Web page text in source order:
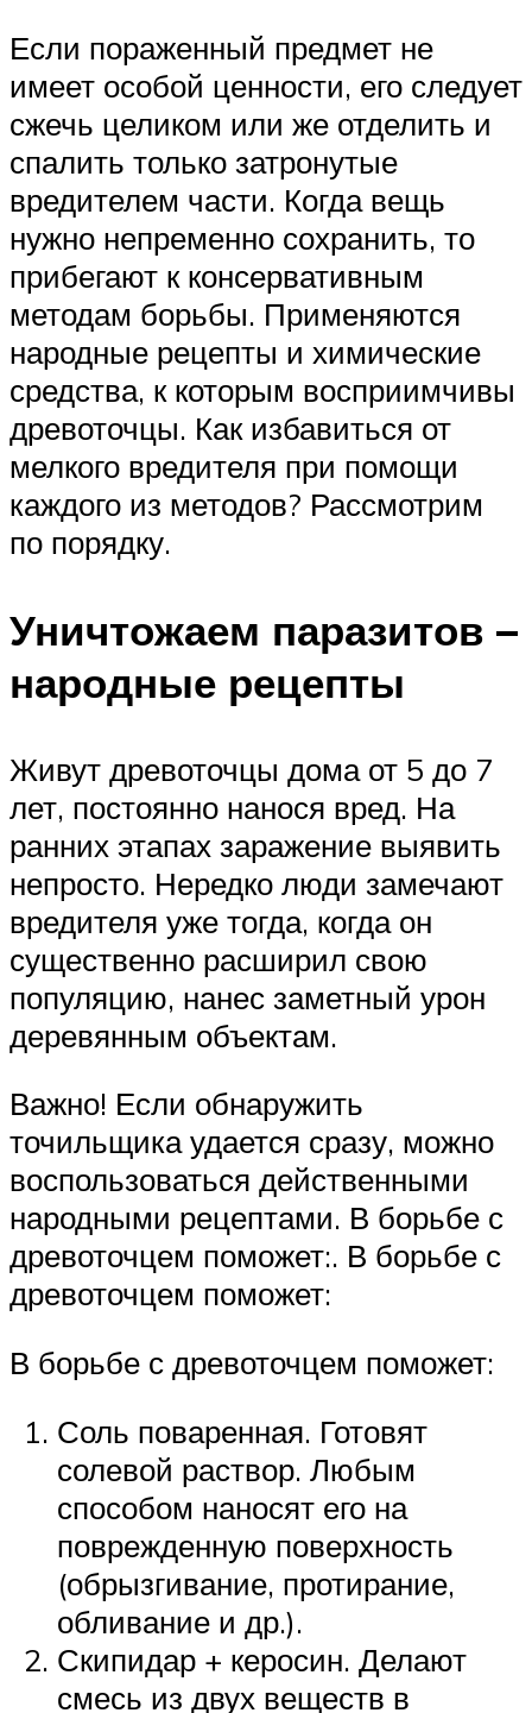
Если пораженный предмет не
имеет особой ценности, его следует
сжечь целиком или же отделить и
спалить только затронутые
вредителем части. Когда вещь
нужно непременно сохранить, то
прибегают к консервативным
методам борьбы. Применяются
народные рецепты и химические
средства, к которым восприимчивы
древоточцы. Как избавиться от
мелкого вредителя при помощи
каждого из методов? Рассмотрим
по порядку.
Уничтожаем паразитов –
народные рецепты
Живут древоточцы дома от 5 до 7
лет, постоянно нанося вред. На
ранних этапах заражение выявить
непросто. Нередко люди замечают
вредителя уже тогда, когда он
существенно расширил свою
популяцию, нанес заметный урон
деревянным объектам.
Важно! Если обнаружить
точильщика удается сразу, можно
воспользоваться действенными
народными рецептами. В борьбе с
древоточцем поможет:. В борьбе с
древоточцем поможет:
В борьбе с древоточцем поможет:
Соль поваренная. Готовят
солевой раствор. Любым
способом наносят его на
поврежденную поверхность
(обрызгивание, протирание,
обливание и др.).
Скипидар + керосин. Делают
смесь из двух веществ в